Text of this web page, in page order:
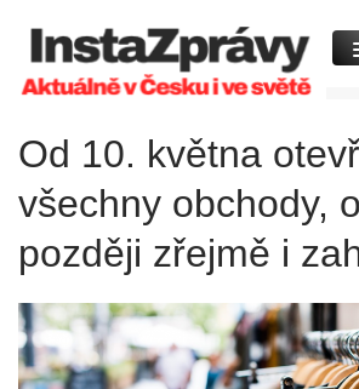
Od 10. května
všechny obchody,
později zřejmě i